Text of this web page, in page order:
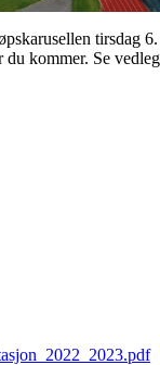
tirsdag 6.
du kommer. Se